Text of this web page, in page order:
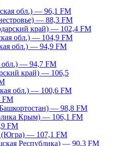
обл.) — 96,1 FM
— 88,3 FM
край) — 102,4 FM
обл.) — 104,9 FM
обл.) — 94,9 FM
обл.) — 94,7 FM
край) — 106,5
обл.) — 100,6 FM
FM
— 98,8 FM
Крым) — 106,1 FM
FM
— 107,1 FM
Республика) — 90,3 FM